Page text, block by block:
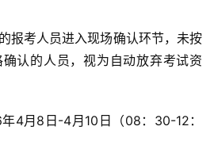
报考人员进入现场确认环节，未按
认的人员，视为自动放弃考试资
4月8日-4月10日（08：30-12：